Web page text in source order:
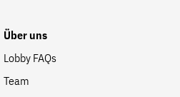
Über uns
Lobby FAQs
Team